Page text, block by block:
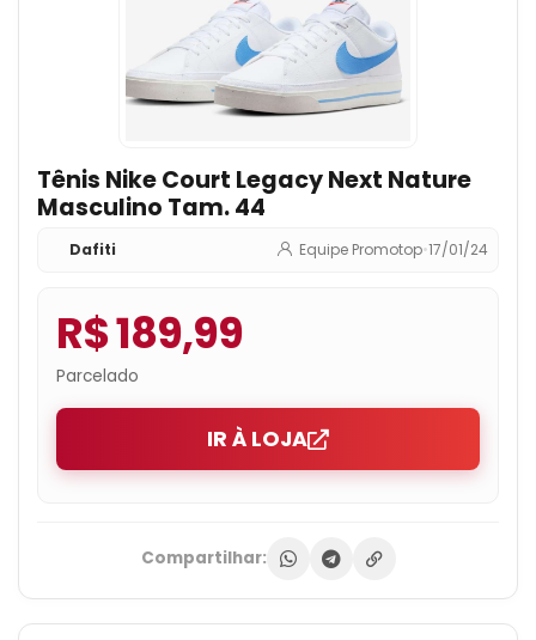
Tênis Nike Court Legacy Next Nature
Masculino Tam. 44
Dafiti Equipe Promotop•17/01/24
R$ 189,99
Parcelado
IR À LOJA
Compartilhar: